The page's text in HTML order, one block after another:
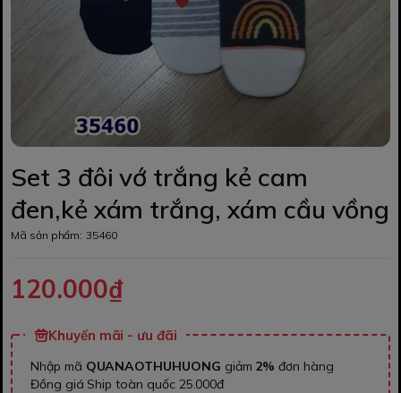
Set 3 đôi vớ trắng kẻ cam
đen,kẻ xám trắng, xám cầu vồng
Mã sản phẩm: 35460
120.000₫
Khuyến mãi - ưu đãi
Nhập mã QUANAOTHUHUONG giảm 2% đơn hàng
Đồng giá Ship toàn quốc 25.000đ